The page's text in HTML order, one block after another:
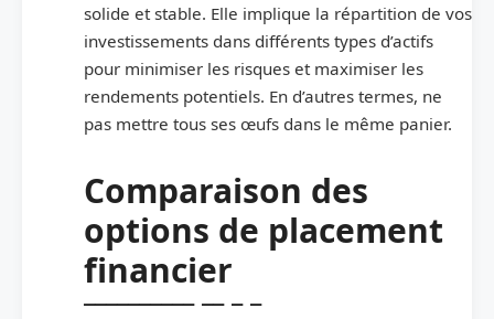
solide et stable. Elle implique la répartition de vos
investissements dans différents types d’actifs
pour minimiser les risques et maximiser les
rendements potentiels. En d’autres termes, ne
pas mettre tous ses œufs dans le même panier.
Comparaison des
options de placement
financier